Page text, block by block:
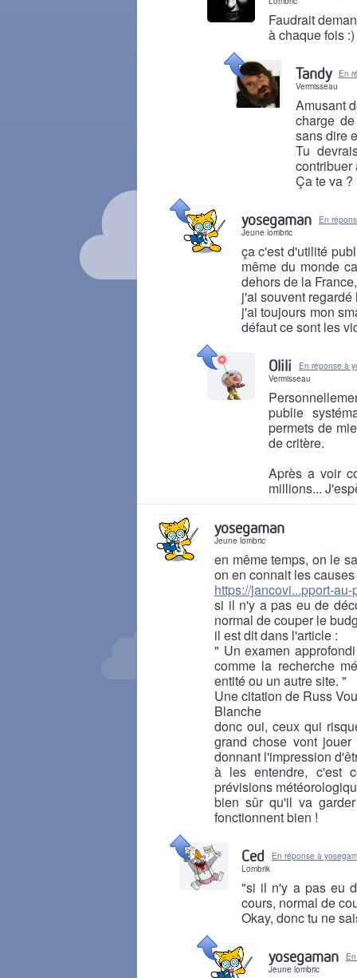
Faudrait
à chaque fois :)
Il y a 8 mois
Tandy
En
Vermisseau
Amusant
charge
sans dire
Tu
contribuer
Ça te va ?
yosegaman
En
Jeune lombric
ça c'est d'utilité
même du monde
dehors de la
j'ai souvent regardé
j'ai toujours mon
défaut ce sont les
Il y a 8 mois
Olili
En réponse à
Vermisseau
publie
permets de
de critère.
Après a voir
millions...
yosegaman
Jeune lombric
en même temps, on le
on en connait les
https://jancovi...pport-au-
si il n'y a pas eu de
normal de couper le
il est dit dans l'article :
" Un examen
comme la recherche
entité ou un autre site. "
Une citation de Russ
Blanche
donc oui, ceux qui
grand chose vont
donnant l'impression
à les entendre, c'est
prévisions
bien sûr qu'il va
fonctionnent bien !
Il y a 8 mois
Ced
En réponse à
Lombrik
"si il n'y a pas eu
cours, normal de
Okay, donc tu ne
Il y a 8 mois
yosegaman
Jeune lombric